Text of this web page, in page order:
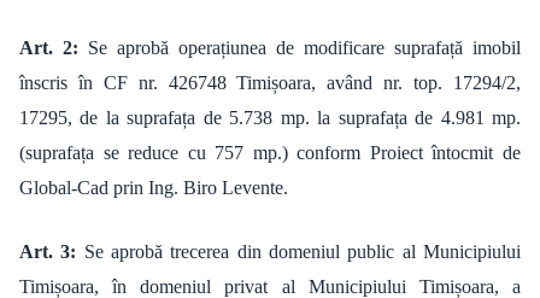
Art. 2: Se aprobă operațiunea de modificare suprafață imobil
înscris în CF nr. 426748 Timișoara, având nr. top. 17294/2,
17295, de la suprafața de 5.738 mp. la suprafața de 4.981 mp.
(suprafața se reduce cu 757 mp.) conform Proiect întocmit de
Global-Cad prin Ing. Biro Levente.
Art. 3: Se aprobă trecerea din domeniul public al Municipiului
Timișoara, în domeniul privat al Municipiului Timișoara, a